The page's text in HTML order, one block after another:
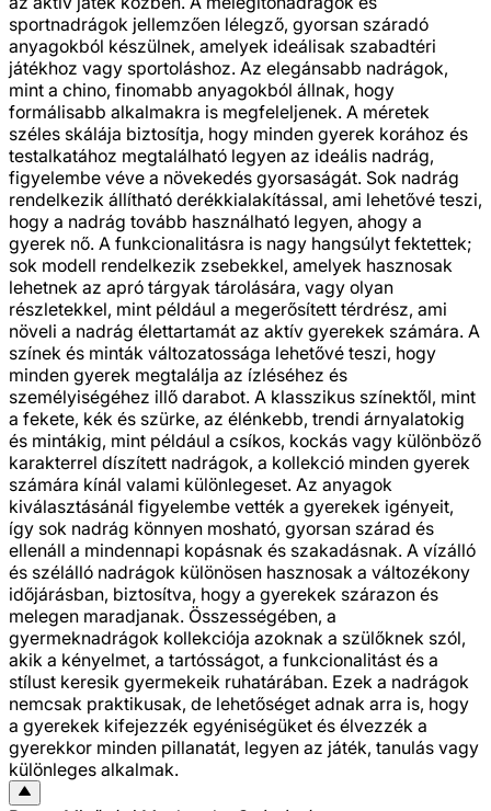
sportnadrágok jellemzően lélegző, gyorsan száradó
anyagokból készülnek, amelyek ideálisak szabadtéri
játékhoz vagy sportoláshoz. Az elegánsabb nadrágok,
mint a chino, finomabb anyagokból állnak, hogy
formálisabb alkalmakra is megfeleljenek. A méretek
széles skálája biztosítja, hogy minden gyerek korához és
testalkatához megtalálható legyen az ideális nadrág,
figyelembe véve a növekedés gyorsaságát. Sok nadrág
rendelkezik állítható derékkialakítással, ami lehetővé teszi,
hogy a nadrág tovább használható legyen, ahogy a
gyerek nő. A funkcionalitásra is nagy hangsúlyt fektettek;
sok modell rendelkezik zsebekkel, amelyek hasznosak
lehetnek az apró tárgyak tárolására, vagy olyan
részletekkel, mint például a megerősített térdrész, ami
növeli a nadrág élettartamát az aktív gyerekek számára. A
színek és minták változatossága lehetővé teszi, hogy
minden gyerek megtalálja az ízléséhez és
személyiségéhez illő darabot. A klasszikus színektől, mint
a fekete, kék és szürke, az élénkebb, trendi árnyalatokig
és mintákig, mint például a csíkos, kockás vagy különböző
karakterrel díszített nadrágok, a kollekció minden gyerek
számára kínál valami különlegeset. Az anyagok
kiválasztásánál figyelembe vették a gyerekek igényeit,
így sok nadrág könnyen mosható, gyorsan szárad és
ellenáll a mindennapi kopásnak és szakadásnak. A vízálló
és szélálló nadrágok különösen hasznosak a változékony
időjárásban, biztosítva, hogy a gyerekek szárazon és
melegen maradjanak. Összességében, a
gyermeknadrágok kollekciója azoknak a szülőknek szól,
akik a kényelmet, a tartósságot, a funkcionalitást és a
stílust keresik gyermekeik ruhatárában. Ezek a nadrágok
nemcsak praktikusak, de lehetőséget adnak arra is, hogy
a gyerekek kifejezzék egyéniségüket és élvezzék a
gyerekkor minden pillanatát, legyen az játék, tanulás vagy
különleges alkalmak.